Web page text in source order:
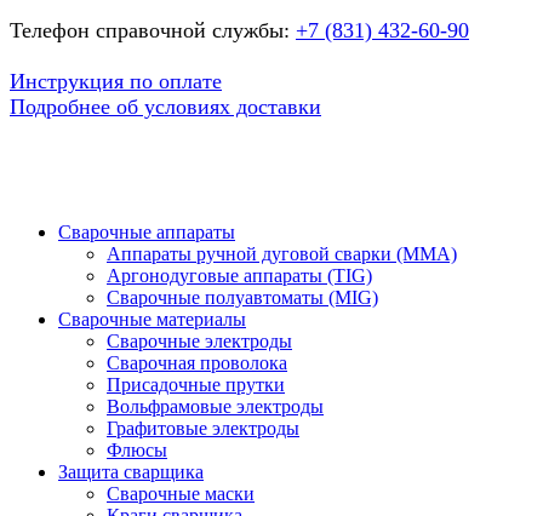
Телефон справочной службы: +7 (831) 432-60-90
Инструкция по оплате
Подробнее об условиях доставки
Сварочные аппараты
Аппараты ручной дуговой сварки (MMA)
Аргонодуговые аппараты (TIG)
Сварочные полуавтоматы (MIG)
Сварочные материалы
Сварочные электроды
Сварочная проволока
Присадочные прутки
Вольфрамовые электроды
Графитовые электроды
Флюсы
Защита сварщика
Сварочные маски